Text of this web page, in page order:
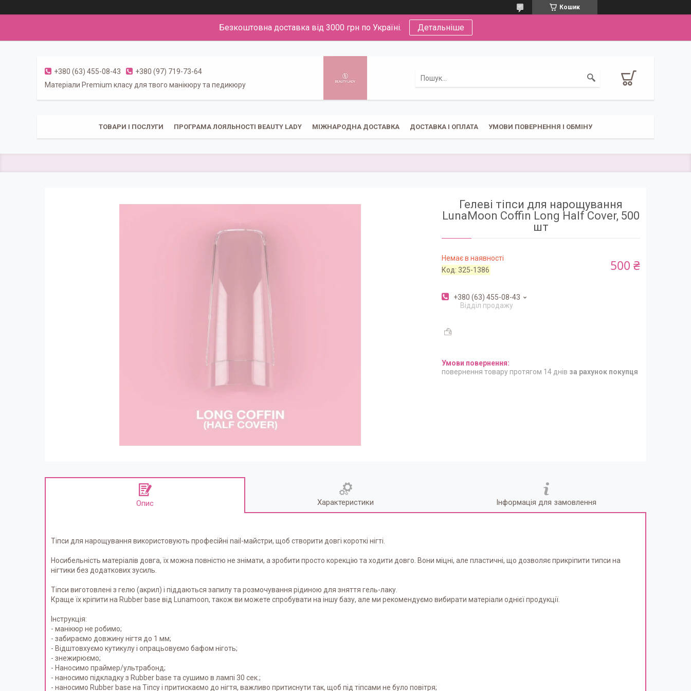
Кошик
Безкоштовна доставка від 3000 грн по Україні. Детальніше
+380 (63) 455-08-43
+380 (97) 719-73-64
Матеріали Premium класу для твого манікюру та педикюру
ТОВАРИ І ПОСЛУГИ ПРОГРАМА ЛОЯЛЬНОСТІ BEAUTY LADY МІЖНАРОДНА ДОСТАВКА ДОСТАВКА І ОПЛАТА УМОВИ ПОВЕРНЕННЯ І ОБМІНУ
Гелеві тіпси для нарощування
LunaMoon Coffin Long Half Cover, 500
шт
Немає в наявності
Код:325-1386 500 ₴
+380 (63) 455-08-43
Відділ продажу
повернення товару протягом 14 днів за рахунок покупця
Опис Характеристики Інформація для замовлення
Тіпси для нарощування використовують професійні nail-майстри, щоб створити довгі короткі нігті.
Носибельність матеріалів довга, їх можна повністю не знімати, а зробити просто корекцію та ходити довго. Вони міцні, але пластичні, що дозволяє прикріпити типси на
нігтики без додаткових зусиль.
Тіпси виготовлені з гелю (акрил) і піддаються запилу та розмочування рідиною для зняття гель-лаку.
Краще їх кріпити на Rubber base від Lunamoon, також ви можете спробувати на іншу базу, але ми рекомендуємо вибирати матеріали однієї продукції.
Інструкція:
- манікюр не робимо;
- забираємо довжину нігтя до 1 мм;
- Відштовхуємо кутикулу і опрацьовуємо бафом ніготь;
- знежирюємо;
- Наносимо праймер/ультрабонд;
- наносимо підкладку з Rubber base та сушимо в лампі 30 сек.;
- наносимо Rubber base на Тіпсу і притискаємо до нігтя, важливо притиснути так, щоб під тіпсами не було повітря;